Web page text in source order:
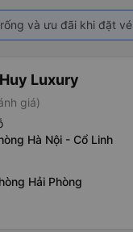
và ưu đãi khi đặt vé
Luxury
giá)
Hà Nội - Cổ Linh
Hải Phòng